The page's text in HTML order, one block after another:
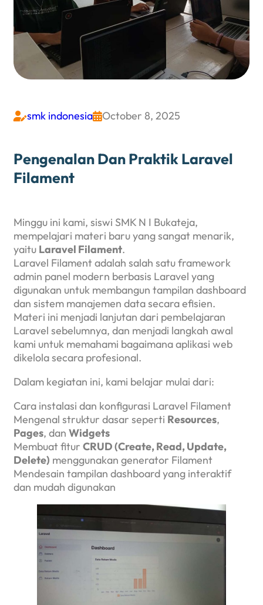
smk indonesiaOctober 8, 2025
Pengenalan Dan Praktik Laravel
Filament
Minggu ini kami, siswi SMK N I Bukateja,
mempelajari materi baru yang sangat menarik,
yaitu Laravel Filament.
Laravel Filament adalah salah satu framework
admin panel modern berbasis Laravel yang
digunakan untuk membangun tampilan dashboard
dan sistem manajemen data secara efisien.
Materi ini menjadi lanjutan dari pembelajaran
Laravel sebelumnya, dan menjadi langkah awal
kami untuk memahami bagaimana aplikasi web
dikelola secara profesional.
Dalam kegiatan ini, kami belajar mulai dari:
Cara instalasi dan konfigurasi Laravel Filament
Mengenal struktur dasar seperti Resources,
Pages, dan Widgets
Membuat fitur CRUD (Create, Read, Update,
Delete) menggunakan generator Filament
Mendesain tampilan dashboard yang interaktif
dan mudah digunakan